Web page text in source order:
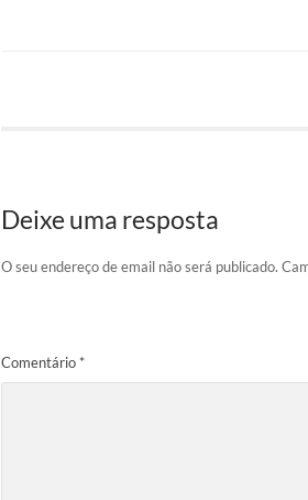
Deixe uma resposta
O seu endereço de email não será publicado.
Comentário *